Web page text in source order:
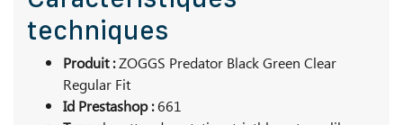
techniques
Produit :ZOGGS Predator Black Green Clear
Regular Fit
Id Prestashop :661